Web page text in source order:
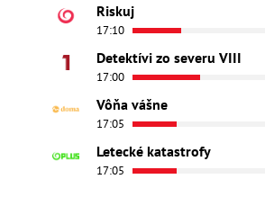
Riskuj
17:10
Detektívi zo severu VIII
17:00
Vôňa vášne
17:05
Letecké katastrofy
17:05